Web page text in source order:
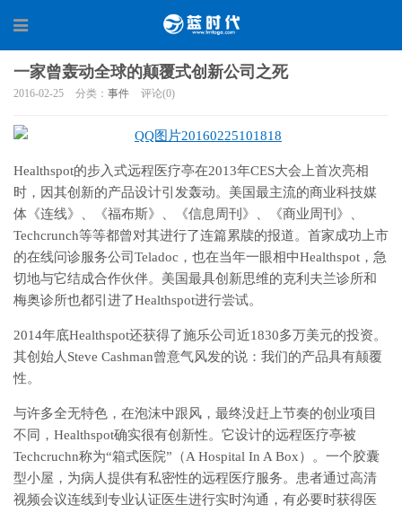
一家曾轰动全球的颠覆式创新公司之死
2016-02-25 分类： 事件 评论(0)
Healthspot的步入式远程医疗亭在2013年CES大会上首次亮相
时，因其创新的产品设计引发轰动。美国最主流的商业科技媒
体《连线》、《福布斯》、《信息周刊》、《商业周刊》、
Techcrunch等等都曾对其进行了连篇累牍的报道。首家成功上市
的在线问诊服务公司Teladoc，也在当年一眼相中Healthspot，急
切地与它结成合作伙伴。美国最具创新思维的克利夫兰诊所和
梅奥诊所也都引进了Healthspot进行尝试。
2014年底Healthspot还获得了施乐公司近1830多万美元的投资。
其创始人Steve Cashman曾意气风发的说：我们的产品具有颠覆
性。
与许多全无特色，在泡沫中跟风，最终没赶上节奏的创业项目
不同，Healthspot确实很有创新性。它设计的远程医疗亭被
Techcruchn称为“箱式医院”（A Hospital In A Box）。一个胶囊
型小屋，为病人提供有私密性的远程医疗服务。患者通过高清
视频会议连线到专业认证医生进行实时沟通，有必要时获得医